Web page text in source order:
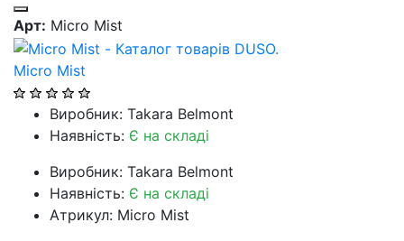
Арт: Micro Mist
Micro Mist
Виробник: Takara Belmont
Наявність: Є на складі
Виробник: Takara Belmont
Наявність: Є на складі
Атрикул: Micro Mist